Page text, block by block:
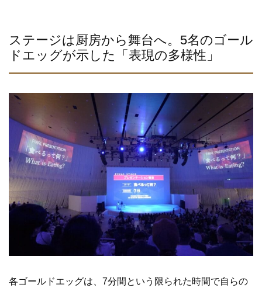
ステージは厨房から舞台へ。5名のゴール
ドエッグが示した「表現の多様性」
各ゴールドエッグは、7分間という限られた時間で自らの